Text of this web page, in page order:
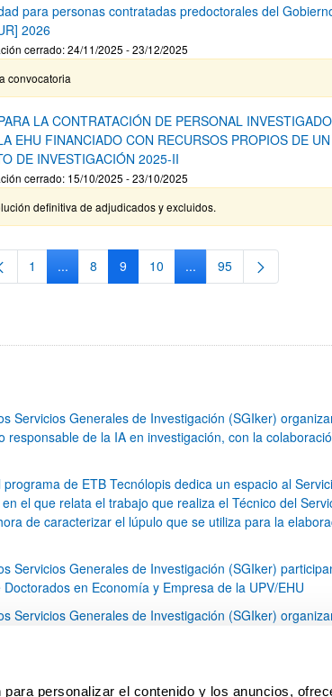
personalizar el contenido y los anuncios,
para personas contratadas predoctorales del
2026
cerrado: 24/11/2025 - 23/12/2025
convocatoria
LA CONTRATACIÓN DE PERSONAL
EHU FINANCIADO CON RECURSOS PROPIOS DE UN
DE INVESTIGACIÓN 2025-II
cerrado: 15/10/2025 - 23/10/2025
definitiva de adjudicados y excluidos.
Página
1 ...Páginas intermedias Use TAB para desplazarse.
Página
8 Página
9 Página
10 ...Páginas intermedias
Página
95
Servicios Generales de Investigación (SGIker)
responsable de la IA en investigación, con la
de ETB Tecnólopis dedica un espacio al
el que relata el trabajo que realiza el Técnico del
de caracterizar el lúpulo que se utiliza para la
Servicios Generales de Investigación (SGIker)
en Economía y Empresa de la UPV/EHU
Servicios Generales de Investigación (SGIker)